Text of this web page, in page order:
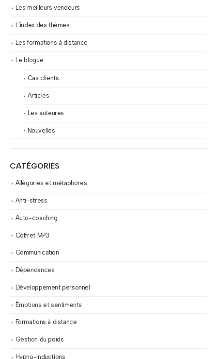
Les meilleurs vendeurs
L’index des thèmes
Les formations à distance
Le blogue
Cas clients
Articles
Les auteures
Nouvelles
CATÉGORIES
Allégories et métaphores
Anti-stress
Auto-coaching
Coffret MP3
Communication
Dépendances
Développement personnel
Émotions et sentiments
Formations à distance
Gestion du poids
Hypno-inductions